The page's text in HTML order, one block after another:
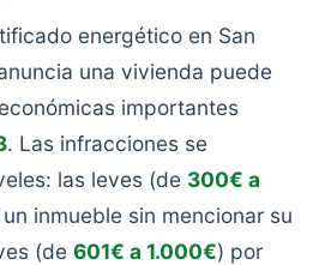
energético en San
una vivienda puede
importantes
. Las infracciones se
las leves (de 300€ a
inmueble sin mencionar su
(de 601€ a 1.000€) por